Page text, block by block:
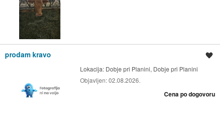
prodam kravo
Lokacija: Dobje pri Planini, Dobje pri Planini
Objavljen:02.08.2026.
Cena po dogovoru